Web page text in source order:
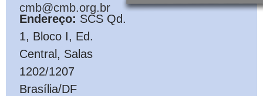
cmb@cmb.org.br
Endereço: SCS Qd.
1, Bloco I, Ed.
Central, Salas
1202/1207
Brasília/DF